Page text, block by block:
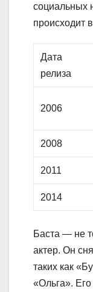
социальных
происходит
Дата
релиза
2006
2008
2011
2014
Баста — не
актер. Он
таких как
«Ольга».